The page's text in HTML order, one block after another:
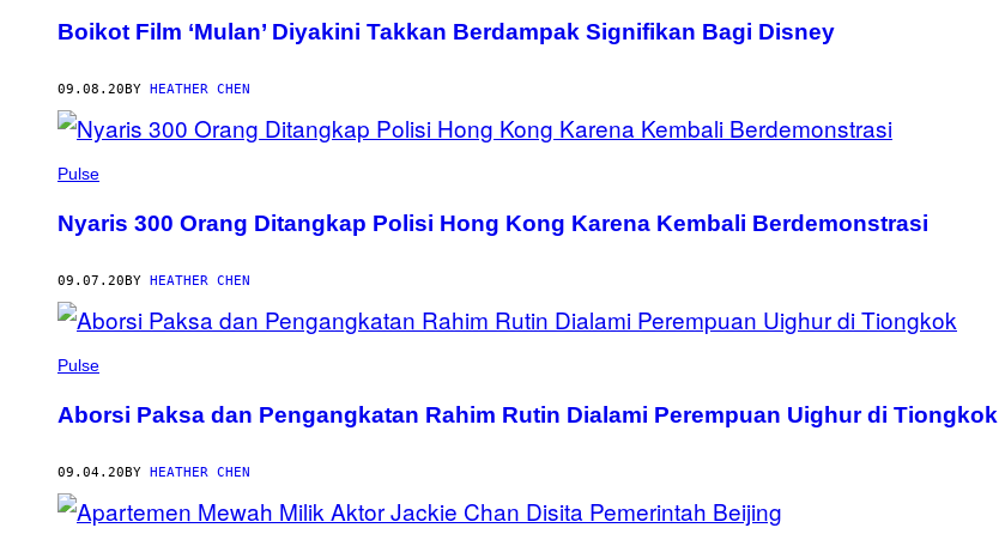
Boikot Film ‘Mulan’ Diyakini Takkan Berdampak Signifikan Bagi Disney
09.08.20 BY HEATHER CHEN
Pulse
Nyaris 300 Orang Ditangkap Polisi Hong Kong Karena Kembali Berdemonstrasi
09.07.20 BY HEATHER CHEN
Pulse
Aborsi Paksa dan Pengangkatan Rahim Rutin Dialami Perempuan Uighur di Tiongkok
09.04.20 BY HEATHER CHEN